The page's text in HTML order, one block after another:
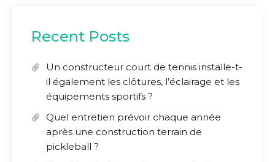
Recent Posts
Un constructeur court de tennis installe-t-
il également les clôtures, l’éclairage et les
équipements sportifs ?
Quel entretien prévoir chaque année
après une construction terrain de
pickleball ?